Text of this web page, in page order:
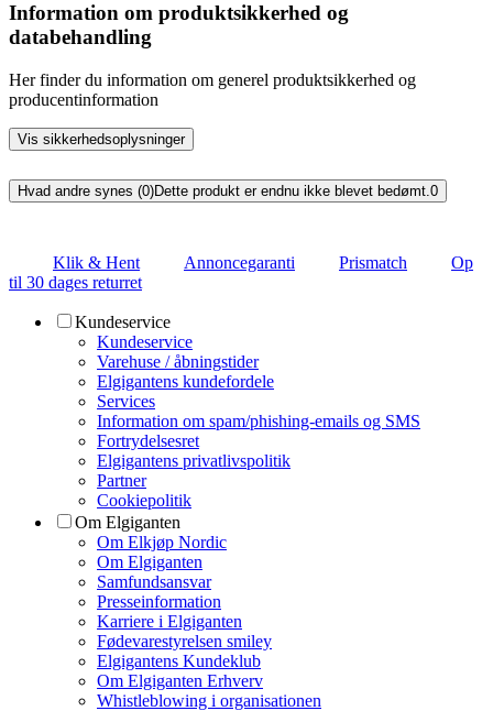
Information om produktsikkerhed og
databehandling
Her finder du information om generel produktsikkerhed og
producentinformation
Vis sikkerhedsoplysninger
Hvad andre synes (0)Dette produkt er endnu ikke blevet bedømt. 0
Klik & Hent Annoncegaranti Prismatch
Op
til 30 dages returret
Kundeservice
Kundeservice
Varehuse / åbningstider
Elgigantens kundefordele
Services
Information om spam/phishing-emails og SMS
Fortrydelsesret
Elgigantens privatlivspolitik
Partner
Cookiepolitik
Om Elgiganten
Om Elkjøp Nordic
Om Elgiganten
Samfundsansvar
Presseinformation
Karriere i Elgiganten
Fødevarestyrelsen smiley
Elgigantens Kundeklub
Om Elgiganten Erhverv
Whistleblowing i organisationen